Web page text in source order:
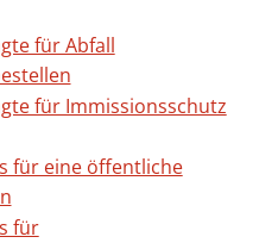
für Abfall
für Immissionsschutz
für eine öffentliche
für